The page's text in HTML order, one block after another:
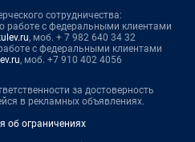
сотрудничества:
с федеральными клиентами
, моб. + 7 982 640 34 32
с федеральными клиентами
, моб. +7 910 402 4056
за достоверность
в рекламных объявлениях.
об ограничениях